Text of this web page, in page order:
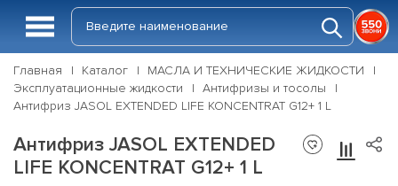
Главная Каталог
МАСЛА И ТЕХНИЧЕСКИЕ ЖИДКОСТИ
Эксплуатационные жидкости
Антифризы и тосолы
Антифриз JASOL EXTENDED LIFE KONCENTRAT G12+ 1 L
Антифриз JASOL EXTENDED
LIFE KONCENTRAT G12+ 1 L